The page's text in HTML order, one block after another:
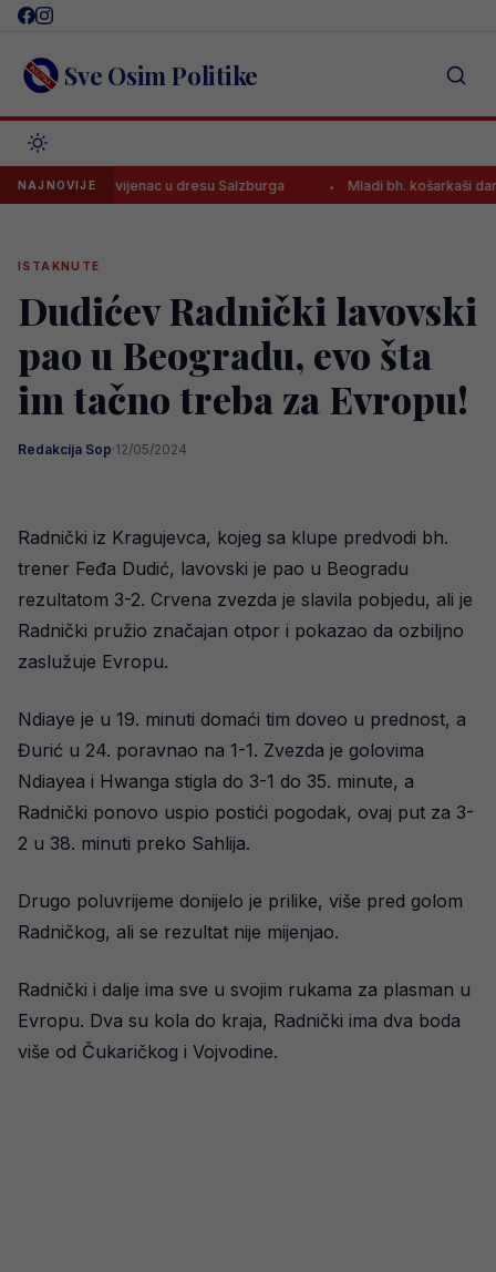
Skip
content Sve Osim Politike
NAJNOVIJE
prvijenac u dresu Salzburga Mladi bh. košarkaši danas
ISTAKNUTE
Dudićev Radnički lavovski
pao u Beogradu, evo šta
im tačno treba za Evropu!
Redakcija Sop·12/05/2024
Radnički iz Kragujevca, kojeg sa klupe predvodi bh.
trener Feđa Dudić, lavovski je pao u Beogradu
rezultatom 3-2. Crvena zvezda je slavila pobjedu, ali je
Radnički pružio značajan otpor i pokazao da ozbiljno
zaslužuje Evropu.
Ndiaye je u 19. minuti domaći tim doveo u prednost, a
Đurić u 24. poravnao na 1-1. Zvezda je golovima
Ndiayea i Hwanga stigla do 3-1 do 35. minute, a
Radnički ponovo uspio postići pogodak, ovaj put za 3-
2 u 38. minuti preko Sahlija.
Drugo poluvrijeme donijelo je prilike, više pred golom
Radničkog, ali se rezultat nije mijenjao.
Radnički i dalje ima sve u svojim rukama za plasman u
Evropu. Dva su kola do kraja, Radnički ima dva boda
više od Čukaričkog i Vojvodine.